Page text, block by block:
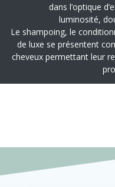
dans l’optique
luminosité,
Le shampoing, le
de luxe se présentent
cheveux permettant leur